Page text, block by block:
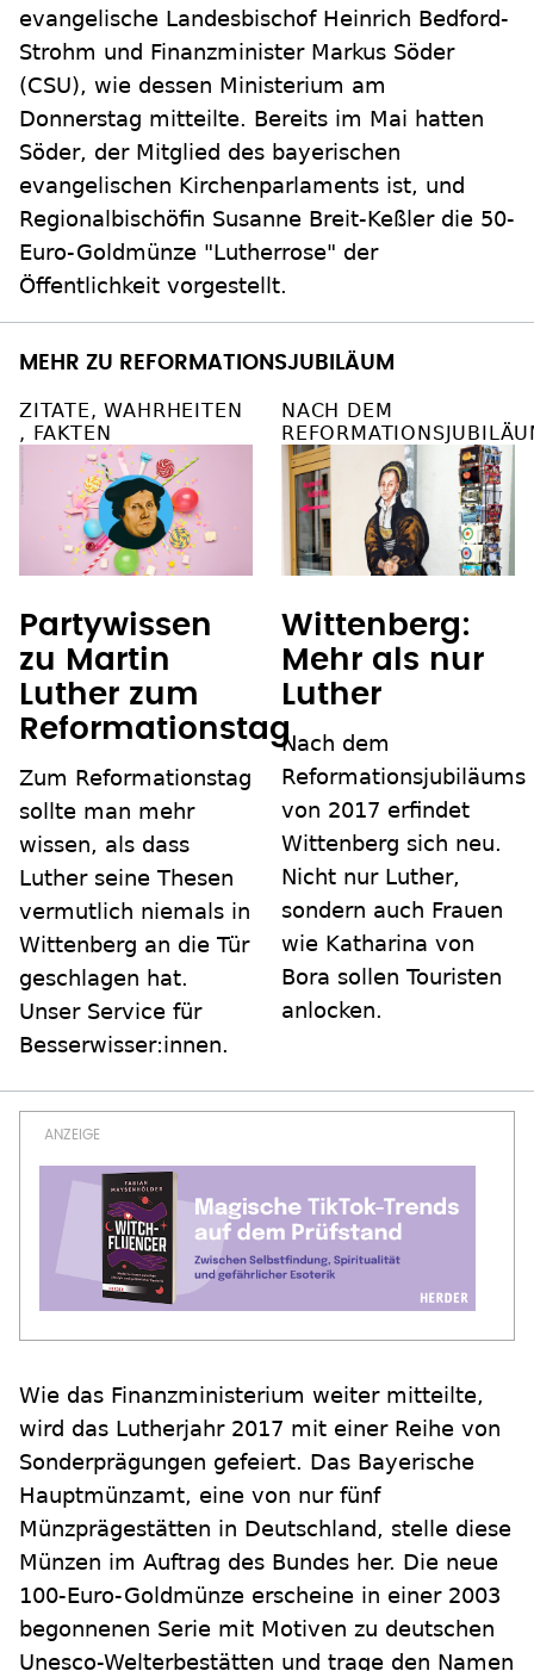
evangelische Landesbischof Heinrich Bedford-
Strohm und Finanzminister Markus Söder
(CSU), wie dessen Ministerium am
Donnerstag mitteilte. Bereits im Mai hatten
Söder, der Mitglied des bayerischen
evangelischen Kirchenparlaments ist, und
Regionalbischöfin Susanne Breit-Keßler die 50-
Euro-Goldmünze "Lutherrose" der
Öffentlichkeit vorgestellt.
MEHR ZU REFORMATIONSJUBILÄUM
ZITATE, WAHRHEITEN
, FAKTEN
Partywissen
zu Martin
Luther zum
Reformationstag
Zum Reformationstag
sollte man mehr
wissen, als dass
Luther seine Thesen
vermutlich niemals in
Wittenberg an die Tür
geschlagen hat.
Unser Service für
Besserwisser:innen.
NACH DEM
Wittenberg:
Mehr als nur
Luther
Nach dem
Reformationsjubiläums
von 2017 erfindet
Wittenberg sich neu.
Nicht nur Luther,
sondern auch Frauen
wie Katharina von
Bora sollen Touristen
anlocken.
Wie das Finanzministerium weiter mitteilte,
wird das Lutherjahr 2017 mit einer Reihe von
Sonderprägungen gefeiert. Das Bayerische
Hauptmünzamt, eine von nur fünf
Münzprägestätten in Deutschland, stelle diese
Münzen im Auftrag des Bundes her. Die neue
100-Euro-Goldmünze erscheine in einer 2003
begonnenen Serie mit Motiven zu deutschen
Unesco-Welterbestätten und trage den Namen